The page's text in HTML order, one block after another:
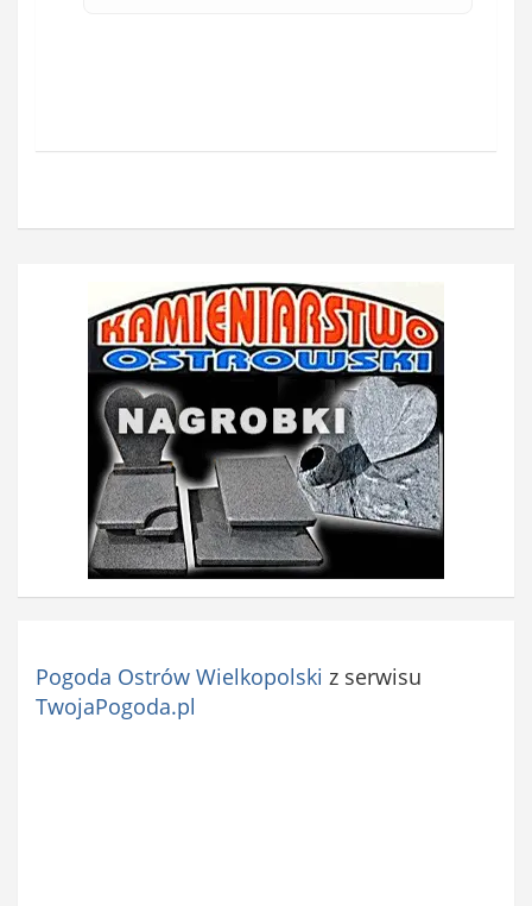
Pogoda Ostrów Wielkopolski z serwisu
TwojaPogoda.pl